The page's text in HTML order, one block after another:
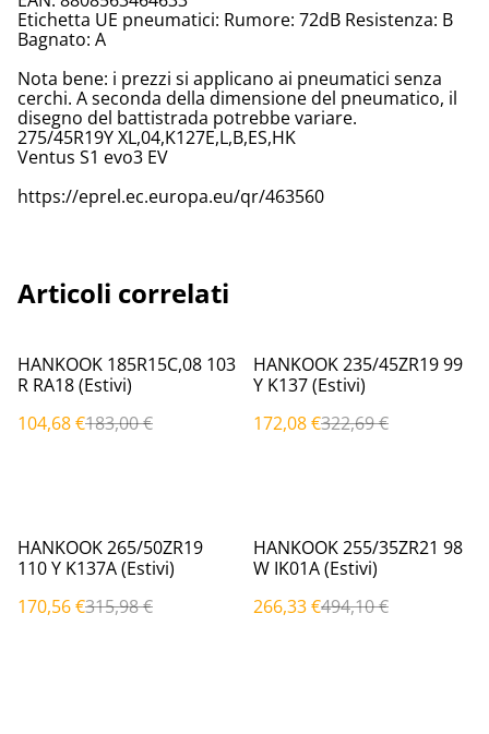
Etichetta UE pneumatici: Rumore: 72dB Resistenza: B
Bagnato: A
Nota bene: i prezzi si applicano ai pneumatici senza
cerchi. A seconda della dimensione del pneumatico, il
disegno del battistrada potrebbe variare.
275/45R19Y XL,04,K127E,L,B,ES,HK
Ventus S1 evo3 EV
https://eprel.ec.europa.eu/qr/463560
Articoli correlati
%
HANKOOK 185R15C,08 103
R RA18 (Estivi)
104,68 €183,00 €
%
HANKOOK 235/45ZR19 99
Y K137 (Estivi)
172,08 €322,69 €
%
HANKOOK 265/50ZR19
110 Y K137A (Estivi)
170,56 €315,98 €
%
HANKOOK 255/35ZR21 98
W IK01A (Estivi)
266,33 €494,10 €